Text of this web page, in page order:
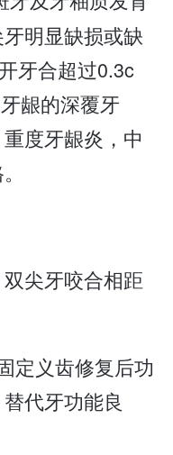
明显缺损或缺
牙合超过0.3c
龈的深覆牙
度牙龈炎，中
双尖牙咬合相距
定义齿修复后功
代牙功能良